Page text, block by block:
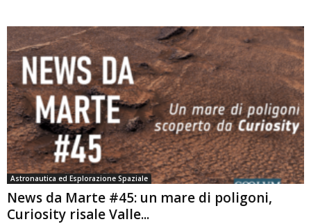
Astronautica ed Esplorazione Spaziale
News da Marte #45: un mare di poligoni,
Curiosity risale Valle...